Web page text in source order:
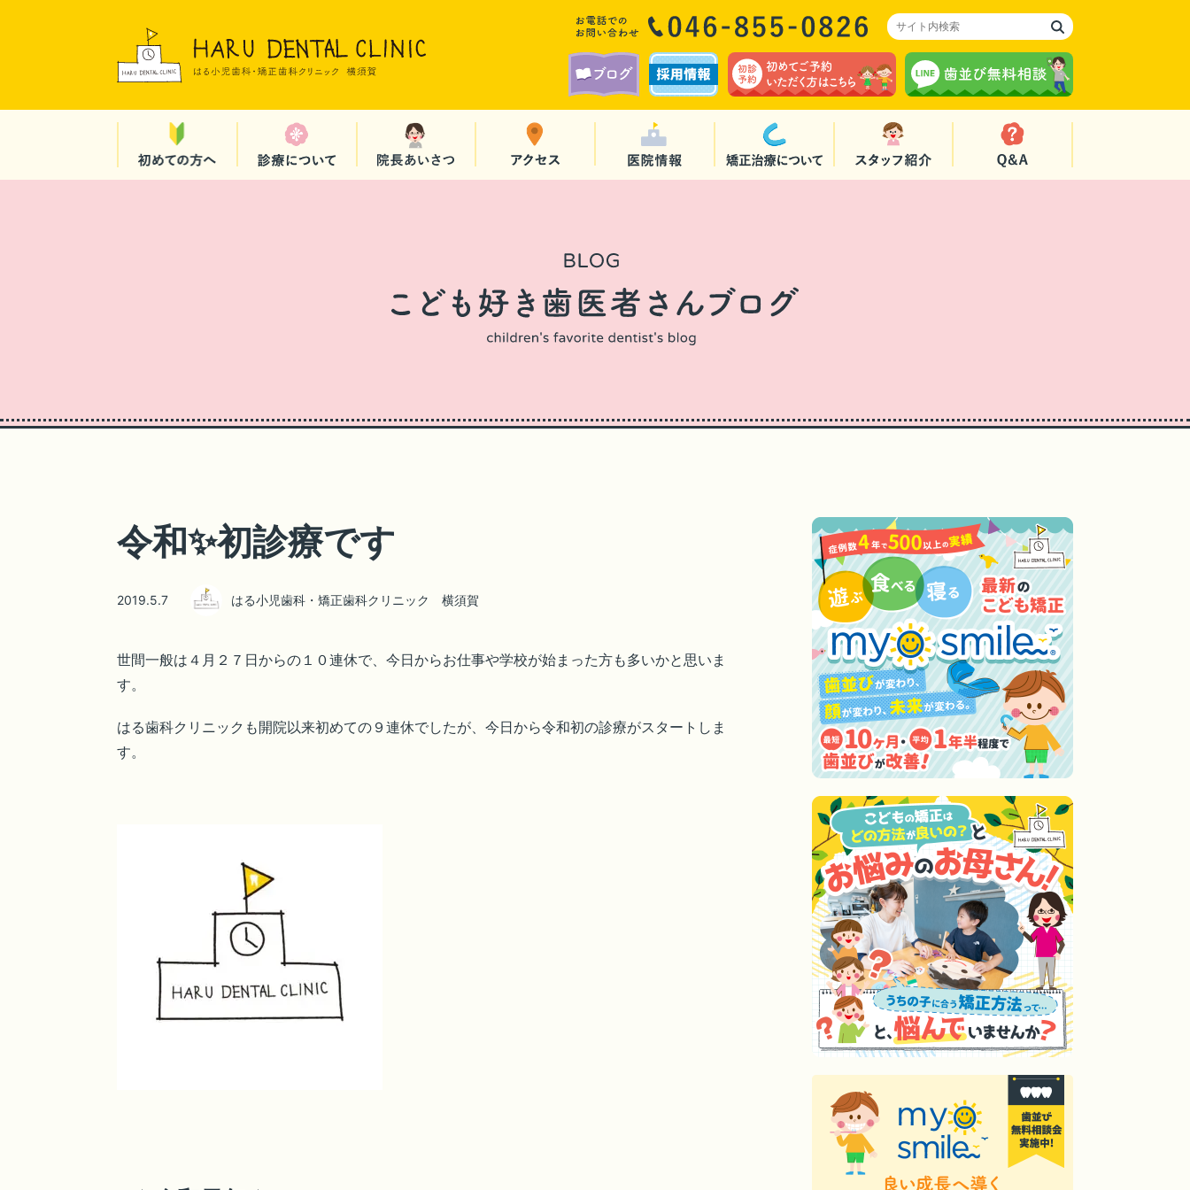
令和✨初診療です
2019.5.7 はる小児歯科・矯正歯科クリニック 横須賀
世間一般は４月２７日からの１０連休で、今日からお仕事や学校が始まった方も多いかと思いま
す。
はる歯科クリニックも開院以来初めての９連休でしたが、今日から令和初の診療がスタートしま
す。